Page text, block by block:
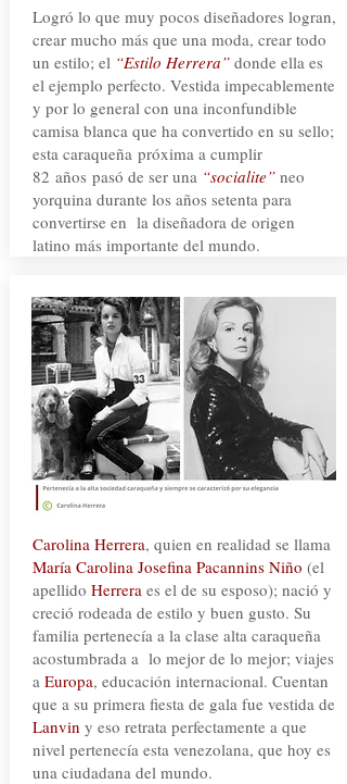
Logró lo que muy pocos diseñadores logran,
crear mucho más que una moda, crear todo
un estilo; el “Estilo Herrera”donde ella es
el ejemplo perfecto. Vestida impecablemente
y por lo general con una inconfundible
camisa blanca que ha convertido en su sello;
esta caraqueña próxima a cumplir
82 años pasó de ser una “socialite”neo
yorquina durante los años setenta para
convertirse en la diseñadora de origen
latino más importante del mundo.
Carolina Herrera, quien en realidad se llama
María Carolina Josefina Pacannins Niño (el
apellido Herreraes el de su esposo); nació y
creció rodeada de estilo y buen gusto. Su
familia pertenecía a la clase alta caraqueña
acostumbrada a lo mejor de lo mejor; viajes
a Europa, educación internacional. Cuentan
que a su primera fiesta de gala fue vestida de
Lanvin y eso retrata perfectamente a que
nivel pertenecía esta venezolana, que hoy es
una ciudadana del mundo.